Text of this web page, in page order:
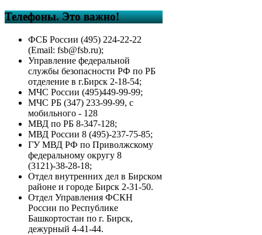
Телефоны. Это важно!
ФСБ России (495) 224-22-22
(Email: fsb@fsb.ru);
Управление федеральной
службы безопасности РФ по РБ
отделение в г.Бирск 2-18-54;
МЧС России (495)449-99-99;
МЧС РБ (347) 233-99-99, с
мобильного - 128
МВД по РБ 8-347-128;
МВД России 8 (495)-237-75-85;
ГУ МВД РФ по Приволжскому
федеральному округу 8
(3121)-38-28-18;
Отдел внутренних дел в Бирском
районе и городе Бирск 2-31-50.
Отдел Управления ФСКН
России по Республике
Башкортостан по г. Бирск,
дежурный 4-41-44.